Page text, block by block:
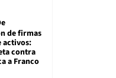
de firmas
activos:
contra
a Franco